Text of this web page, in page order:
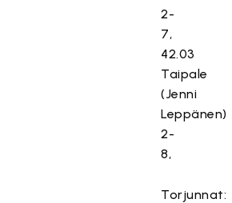
2-
7,
42.03
Taipale
(Jenni
Leppänen)
2-
8,
Torjunnat: